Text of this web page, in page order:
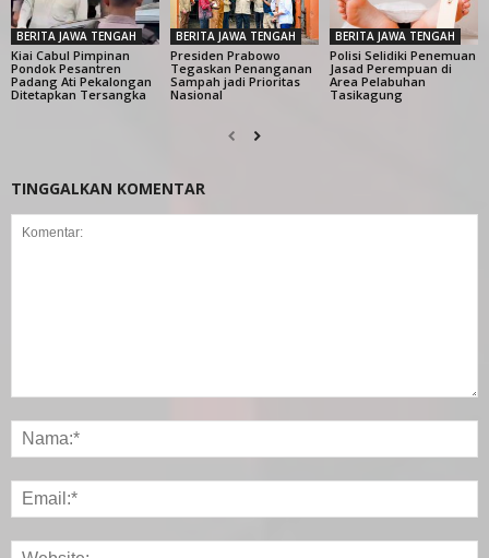
BERITA JAWA TENGAH
Kiai Cabul Pimpinan
Pondok Pesantren
Padang Ati Pekalongan
Ditetapkan Tersangka
BERITA JAWA TENGAH
Presiden Prabowo
Tegaskan Penanganan
Sampah jadi Prioritas
Nasional
BERITA JAWA TENGAH
Polisi Selidiki Penemuan
Jasad Perempuan di
Area Pelabuhan
Tasikagung
TINGGALKAN KOMENTAR